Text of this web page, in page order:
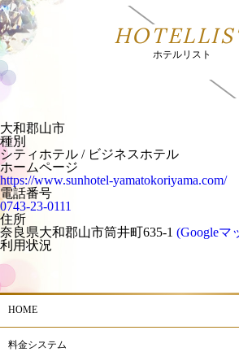
ホテルリスト
大和郡山市
種別
シティホテル / ビジネスホテル
ホームページ
https://www.sunhotel-yamatokoriyama.com/
電話番号
0743-23-0111
住所
奈良県大和郡山市筒井町635-1 (Googleマ
利用状況
HOME
料金システム